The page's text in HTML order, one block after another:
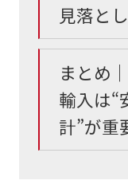
見落と
まとめ
輸入は“
計”が重